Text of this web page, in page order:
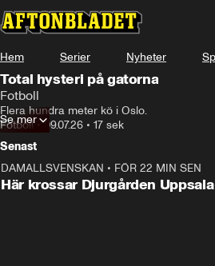
Hem Serier Nyheter
Total hysteri på gatorna
Fotboll
Flera hundra meter kö i Oslo.
Fotboll•09.07.26 • 17 sek
Se mer
Senast
DAMALLSVENSKAN • FÖR 22 MIN SEN
Här krossar Djurgården